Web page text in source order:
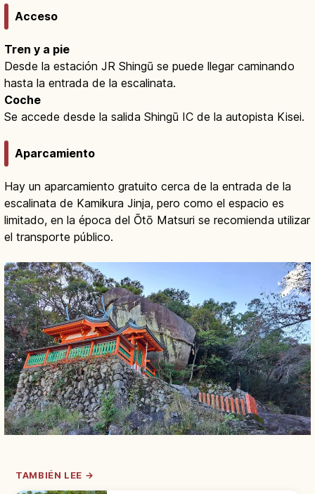
Acceso
Tren y a pie
Desde la estación JR Shingū se puede llegar caminando
hasta la entrada de la escalinata.
Coche
Se accede desde la salida Shingū IC de la autopista Kisei.
Aparcamiento
Hay un aparcamiento gratuito cerca de la entrada de la
escalinata de Kamikura Jinja, pero como el espacio es
limitado, en la época del Ōtō Matsuri se recomienda utilizar
el transporte público.
TAMBIÉN LEE →